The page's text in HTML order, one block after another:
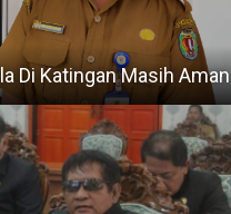
Di Katingan Masih Aman